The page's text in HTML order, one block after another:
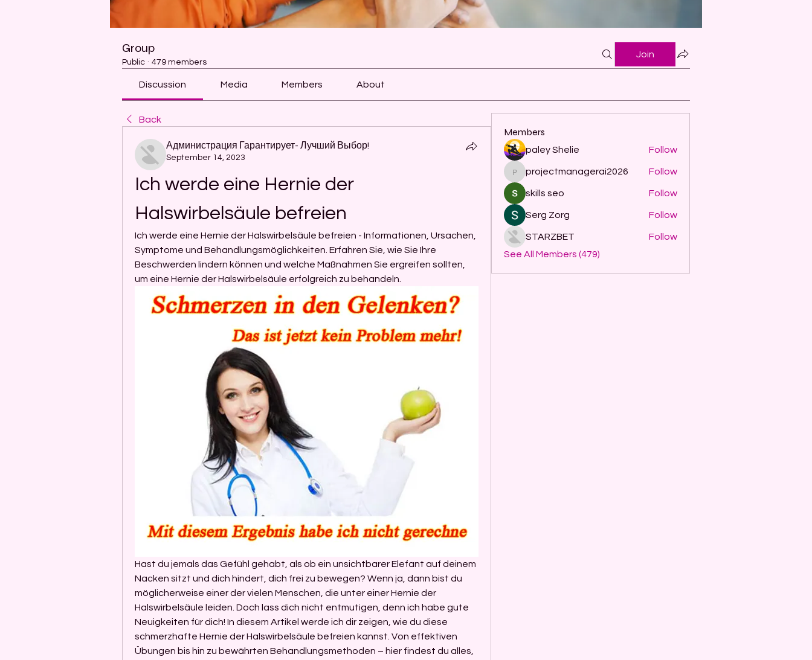
Group
Public · 479 members
Join
Discussion Media Members About
Back
Администрация Гарантирует- Лучший Выбор!
September 14, 2023
Ich werde eine Hernie der
Halswirbelsäule befreien
Ich werde eine Hernie der Halswirbelsäule befreien - Informationen, Ursachen,
Symptome und Behandlungsmöglichkeiten. Erfahren Sie, wie Sie Ihre
Beschwerden lindern können und welche Maßnahmen Sie ergreifen sollten,
um eine Hernie der Halswirbelsäule erfolgreich zu behandeln.
Hast du jemals das Gefühl gehabt, als ob ein unsichtbarer Elefant auf deinem
Nacken sitzt und dich hindert, dich frei zu bewegen? Wenn ja, dann bist du
möglicherweise einer der vielen Menschen, die unter einer Hernie der
Halswirbelsäule leiden. Doch lass dich nicht entmutigen, denn ich habe gute
Neuigkeiten für dich! In diesem Artikel werde ich dir zeigen, wie du diese
schmerzhafte Hernie der Halswirbelsäule befreien kannst. Von effektiven
Übungen bis hin zu bewährten Behandlungsmethoden – hier findest du alles,
Members
paley Shelie Follow
projectmanagerai2026
projectmanagerai2026 Follow
skills seo Follow
Serg Zorg Follow
STARZBET
Follow
See All Members (479)